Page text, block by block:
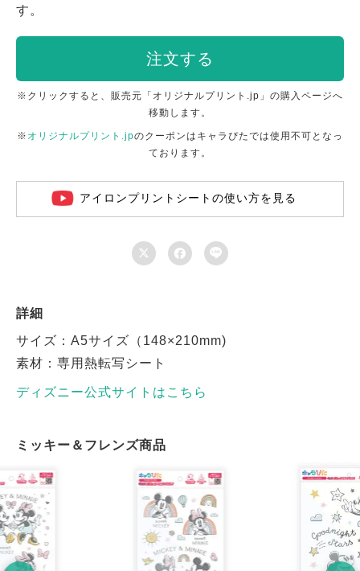
す。
注文する
※クリックすると、販売元「オリジナルプリント.jp」の購入ページへ
移動します。
※ オリジナルプリント.jpのクーポンはキャラぴたでは使用不可となっ
ております。
アイロンプリントシートの使い方を見る
  
詳細
サイズ：A5サイズ（148×210mm)
素材：専用熱転写シート
ディズニー公式サイトはこちら
ミッキー＆フレンズ商品